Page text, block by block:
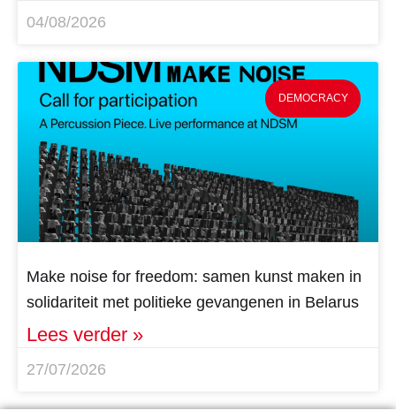
04/08/2026
DEMOCRACY
Make noise for freedom: samen kunst maken in
solidariteit met politieke gevangenen in Belarus
Lees verder »
27/07/2026